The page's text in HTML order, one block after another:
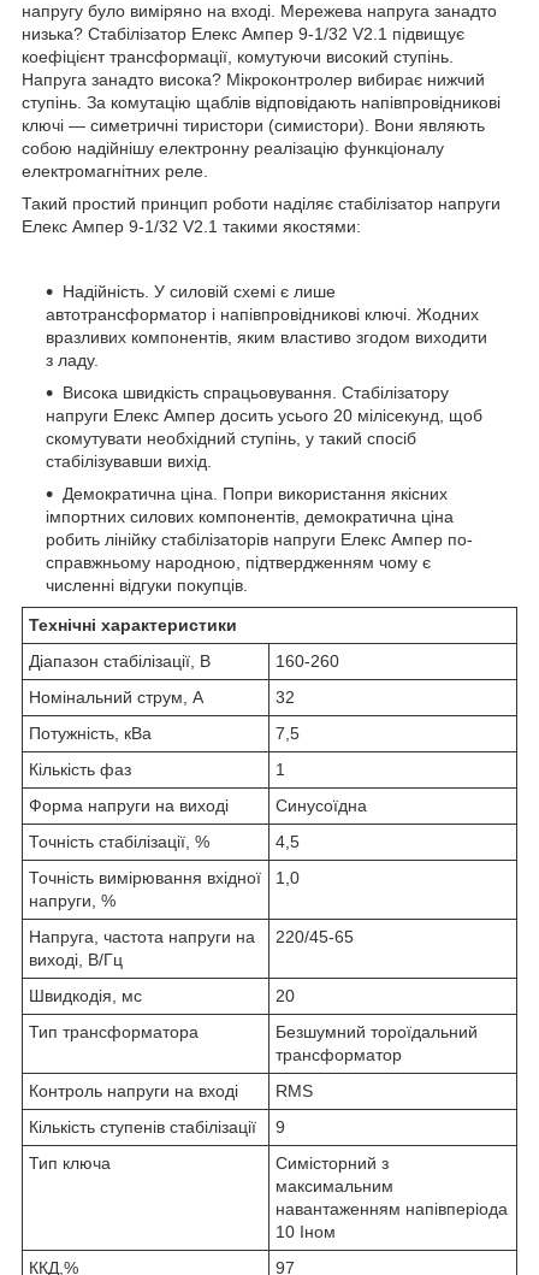
напругу було виміряно на вході. Мережева напруга занадто
низька? Стабілізатор Елекс Ампер 9-1/32 V2.1 підвищує
коефіцієнт трансформації, комутуючи високий ступінь.
Напруга занадто висока? Мікроконтролер вибирає нижчий
ступінь. За комутацію щаблів відповідають напівпровідникові
ключі — симетричні тиристори (симистори). Вони являють
собою надійнішу електронну реалізацію функціоналу
електромагнітних реле.
Такий простий принцип роботи наділяє стабілізатор напруги
Елекс Ампер 9-1/32 V2.1 такими якостями:
Надійність. У силовій схемі є лише
автотрансформатор і напівпровідникові ключі. Жодних
вразливих компонентів, яким властиво згодом виходити
з ладу.
Висока швидкість спрацьовування. Стабілізатору
напруги Елекс Ампер досить усього 20 мілісекунд, щоб
скомутувати необхідний ступінь, у такий спосіб
стабілізувавши вихід.
Демократична ціна. Попри використання якісних
імпортних силових компонентів, демократична ціна
робить лінійку стабілізаторів напруги Елекс Ампер по-
справжньому народною, підтвердженням чому є
численні відгуки покупців.
Технічні характеристики
Діапазон стабілізації, В
160-260
Номінальний струм, А
32
Потужність, кВа
7,5
Кількість фаз
1
Форма напруги на виході
Синусоїдна
Точність стабілізації, %
4,5
Точність вимірювання вхідної
напруги, %
1,0
Напруга, частота напруги на
виході, В/Гц
220/45-65
Швидкодія, мс
20
Тип трансформатора
Безшумний тороїдальний
трансформатор
Контроль напруги на вході
RMS
Кількість ступенів стабілізації
9
Тип ключа
Симісторний з
максимальним
навантаженням напівперіода
10 Iном
ККД,%
97